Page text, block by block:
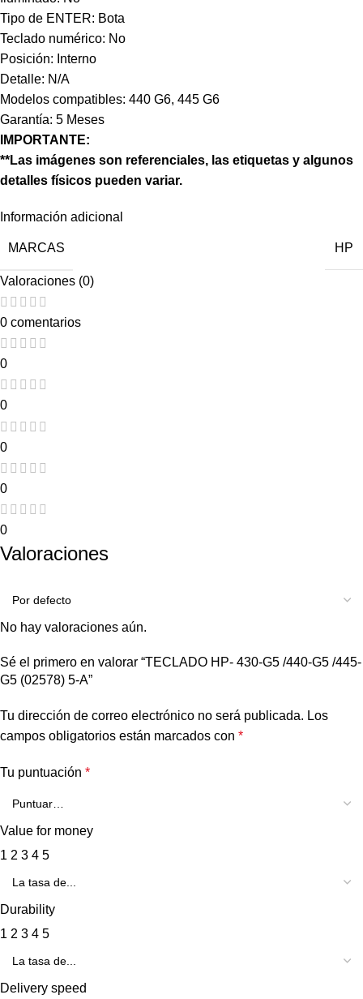
Tipo de ENTER: Bota
Teclado numérico: No
Posición: Interno
Detalle: N/A
Modelos compatibles: 440 G6, 445 G6
Garantía: 5 Meses
IMPORTANTE:
**Las imágenes son referenciales, las etiquetas y algunos
detalles físicos pueden variar.
Información adicional
MARCAS HP
Valoraciones (0)
0 comentarios
0
0
0
0
0
Valoraciones
No hay valoraciones aún.
Sé el primero en valorar “TECLADO HP- 430-G5 /440-G5 /445-
G5 (02578) 5-A”
Tu dirección de correo electrónico no será publicada. Los
campos obligatorios están marcados con *
Tu puntuación *
Value for money
1 2 3 4 5
Durability
1 2 3 4 5
Delivery speed